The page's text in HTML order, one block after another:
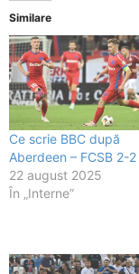
Similare
Ce scrie BBC după
Aberdeen – FCSB 2-2
22 august 2025
În „Interne”